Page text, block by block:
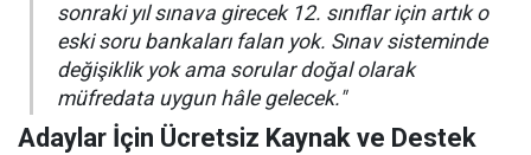
sonraki yıl sınava girecek 12. sınıflar için artık o
eski soru bankaları falan yok. Sınav sisteminde
değişiklik yok ama sorular doğal olarak
müfredata uygun hâle gelecek."
Adaylar İçin Ücretsiz Kaynak ve Destek